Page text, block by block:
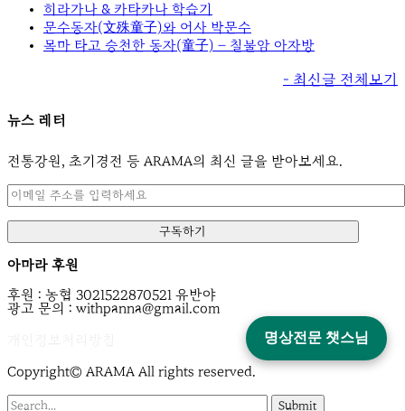
명상전문 챗스님
히라가나 & 카타카나 학습기
문수동자(文殊童子)와 어사 박문수
목마 타고 승천한 동자(童子) – 칠불암 아자방
- 최신글 전체보기
뉴스 레터
전통강원, 초기경전 등 ARAMA의 최신 글을 받아보세요.
아마라 후원
후원 : 농협 3021522870521 유반야
광고 문의 : withpanna@gmail.com
Copyright© ARAMA All rights reserved.
Submit